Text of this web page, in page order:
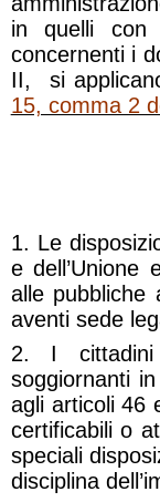
in quelli con
concernenti i
II, si
15, comma 2
1. Le
e dell’Unione
alle pubbliche
aventi sede
2. I cittadini
soggiornanti
agli articoli 46
certificabili o
speciali
disciplina